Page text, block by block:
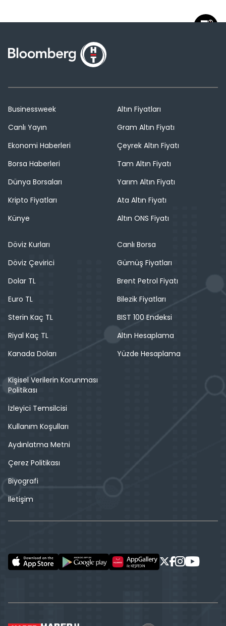
Businessweek
Canlı Yayın
Ekonomi Haberleri
Borsa Haberleri
Dünya Borsaları
Kripto Fiyatları
Künye
Altın Fiyatları
Gram Altın Fiyatı
Çeyrek Altın Fiyatı
Tam Altın Fiyatı
Yarım Altın Fiyatı
Ata Altın Fiyatı
Altın ONS Fiyatı
Döviz Kurları
Döviz Çevirici
Dolar TL
Euro TL
Sterin Kaç TL
Riyal Kaç TL
Kanada Doları
Canlı Borsa
Gümüş Fiyatları
Brent Petrol Fiyatı
Bilezik Fiyatları
BIST 100 Endeksi
Altın Hesaplama
Yüzde Hesaplama
Kişisel Verilerin Korunması
Politikası
İzleyici Temsilcisi
Kullanım Koşulları
Aydınlatma Metni
Çerez Politikası
Biyografi
İletişim